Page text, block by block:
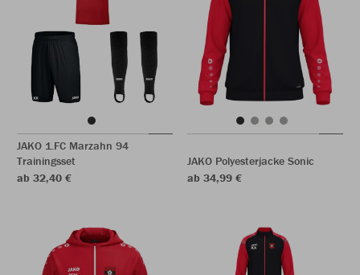
JAKO 1.FC Marzahn 94
Trainingsset
ab 32,40 €
JAKO Polyesterjacke Sonic
ab 34,99 €